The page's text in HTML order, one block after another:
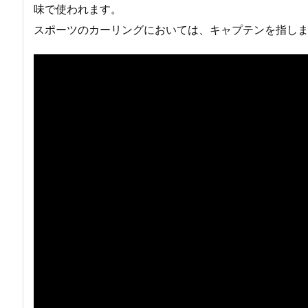
味で使われます。
スポーツのカーリングにおいては、キャプテンを指し